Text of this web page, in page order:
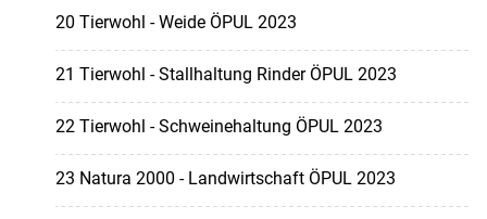
20 Tierwohl - Weide ÖPUL 2023
21 Tierwohl - Stallhaltung Rinder ÖPUL 2023
22 Tierwohl - Schweinehaltung ÖPUL 2023
23 Natura 2000 - Landwirtschaft ÖPUL 2023